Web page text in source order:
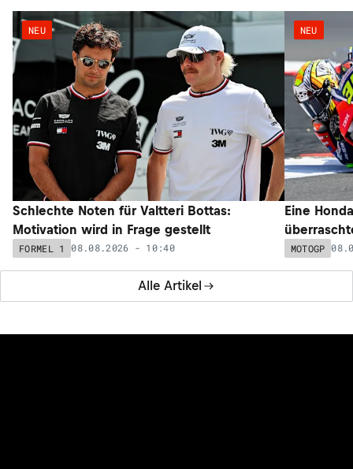
Alle Artikel
NEU
Schlechte Noten für Valtteri Bottas:
Motivation wird in Frage gestellt
FORMEL 1 08.08.2026 - 10:40
NEU
Eine
MOTOGP